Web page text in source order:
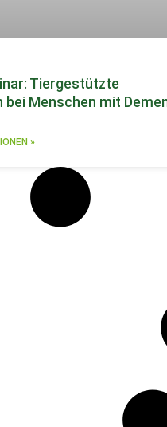
Tiergestützte
Menschen mit
»